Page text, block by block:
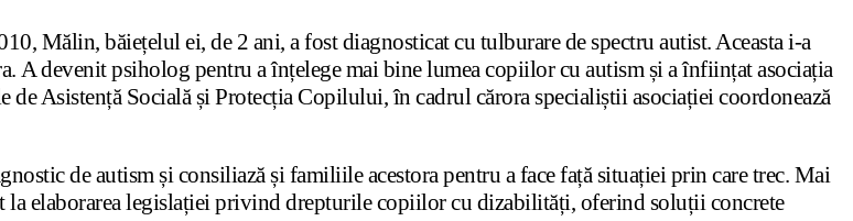
Mălin, băiețelul ei, de 2 ani, a fost diagnosticat cu tulburare de spectru autist. Aceasta i-a
A devenit psiholog pentru a înțelege mai bine lumea copiilor cu autism și a înființat asociația
Asistență Socială și Protecția Copilului, în cadrul cărora specialiștii asociației coordonează
de autism și consiliază și familiile acestora pentru a face față situației prin care trec. Mai
elaborarea legislației privind drepturile copiilor cu dizabilități, oferind soluții concrete